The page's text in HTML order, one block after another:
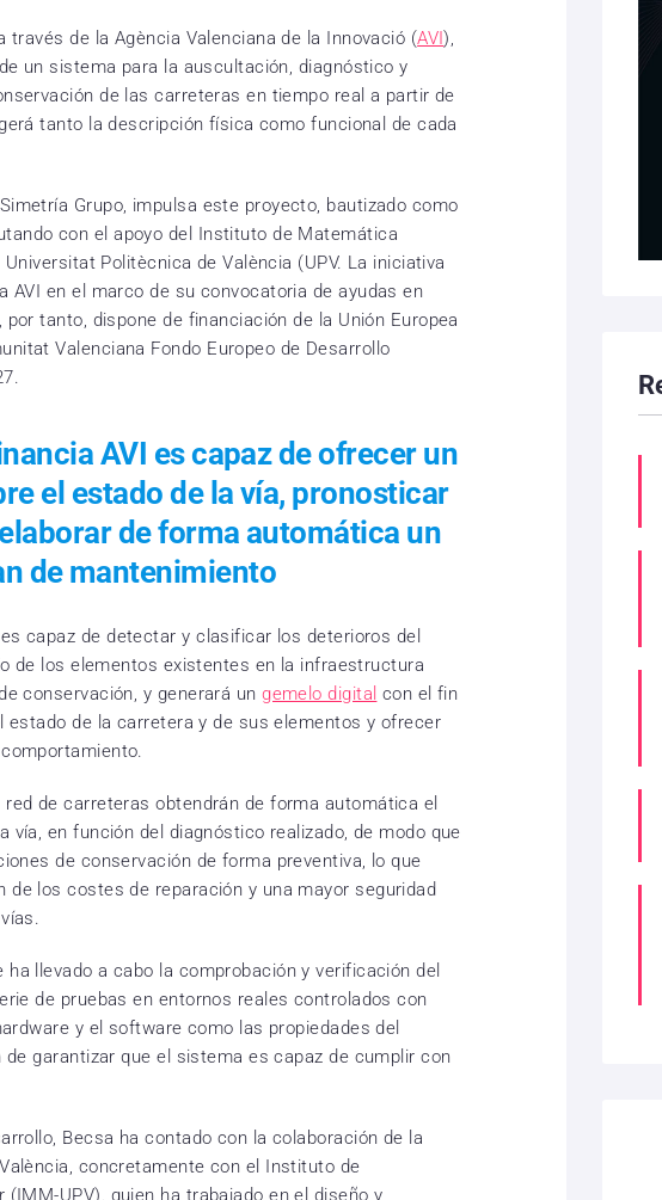
través de la Agència Valenciana de la Innovació (AVI),
un sistema para la auscultación, diagnóstico y
de las carreteras en tiempo real a partir de
tanto la descripción física como funcional de cada
Grupo, impulsa este proyecto, bautizado como
con el apoyo del Instituto de Matemática
Politècnica de València (UPV. La iniciativa
AVI en el marco de su convocatoria de ayudas en
tanto, dispone de financiación de la Unión Europea
Valenciana Fondo Europeo de Desarrollo
AVI es capaz de ofrecer un
el estado de la vía, pronosticar
de forma automática un
de mantenimiento
capaz de detectar y clasificar los deterioros del
de los elementos existentes en la infraestructura
conservación, y generará ungemelo digital con el fin
estado de la carretera y de sus elementos y ofrecer
de carreteras obtendrán de forma automática el
vía, en función del diagnóstico realizado, de modo que
de conservación de forma preventiva, lo que
de los costes de reparación y una mayor seguridad
llevado a cabo la comprobación y verificación del
de pruebas en entornos reales controlados con
y el software como las propiedades del
de garantizar que el sistema es capaz de cumplir con
Becsa ha contado con la colaboración de la
concretamente con el Instituto de
UPV), quien ha trabajado en el diseño y